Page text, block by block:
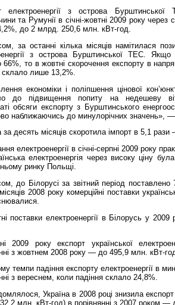
електроенергії з острова
та Румунії в січні-жовтні 2009 року через
до 2 млрд. 250,6 млн. кВт-год.
за останні кілька місяців намітилася
з острова Бурштинської ТЕС.
66%, то в жовтні скорочення експорту в
склало лише 13,2%.
економіки і поліпшення цінової
до підвищення попиту на недешеву
обсяги експорту з Бурштинського
наближаючись до минулорічних значень»,
десять місяців скоротила імпорт в 5,1
електроенергії в січні-серпні 2009 року
електроенергія через високу ціну
ринку Польщі.
до Білорусі за звітний період
2008 року комерційні поставки
поставки електроенергії в Білорусь у
2009 року експорт української
з жовтнем 2008 року — до 495,9 млн. кВт-
темпи падіння експорту електроенергії в
з вереснем, коли падіння склало 24,8%.
Україна в 2008 році знизила
млн. кВт-год) в порівнянні з 2007 роком